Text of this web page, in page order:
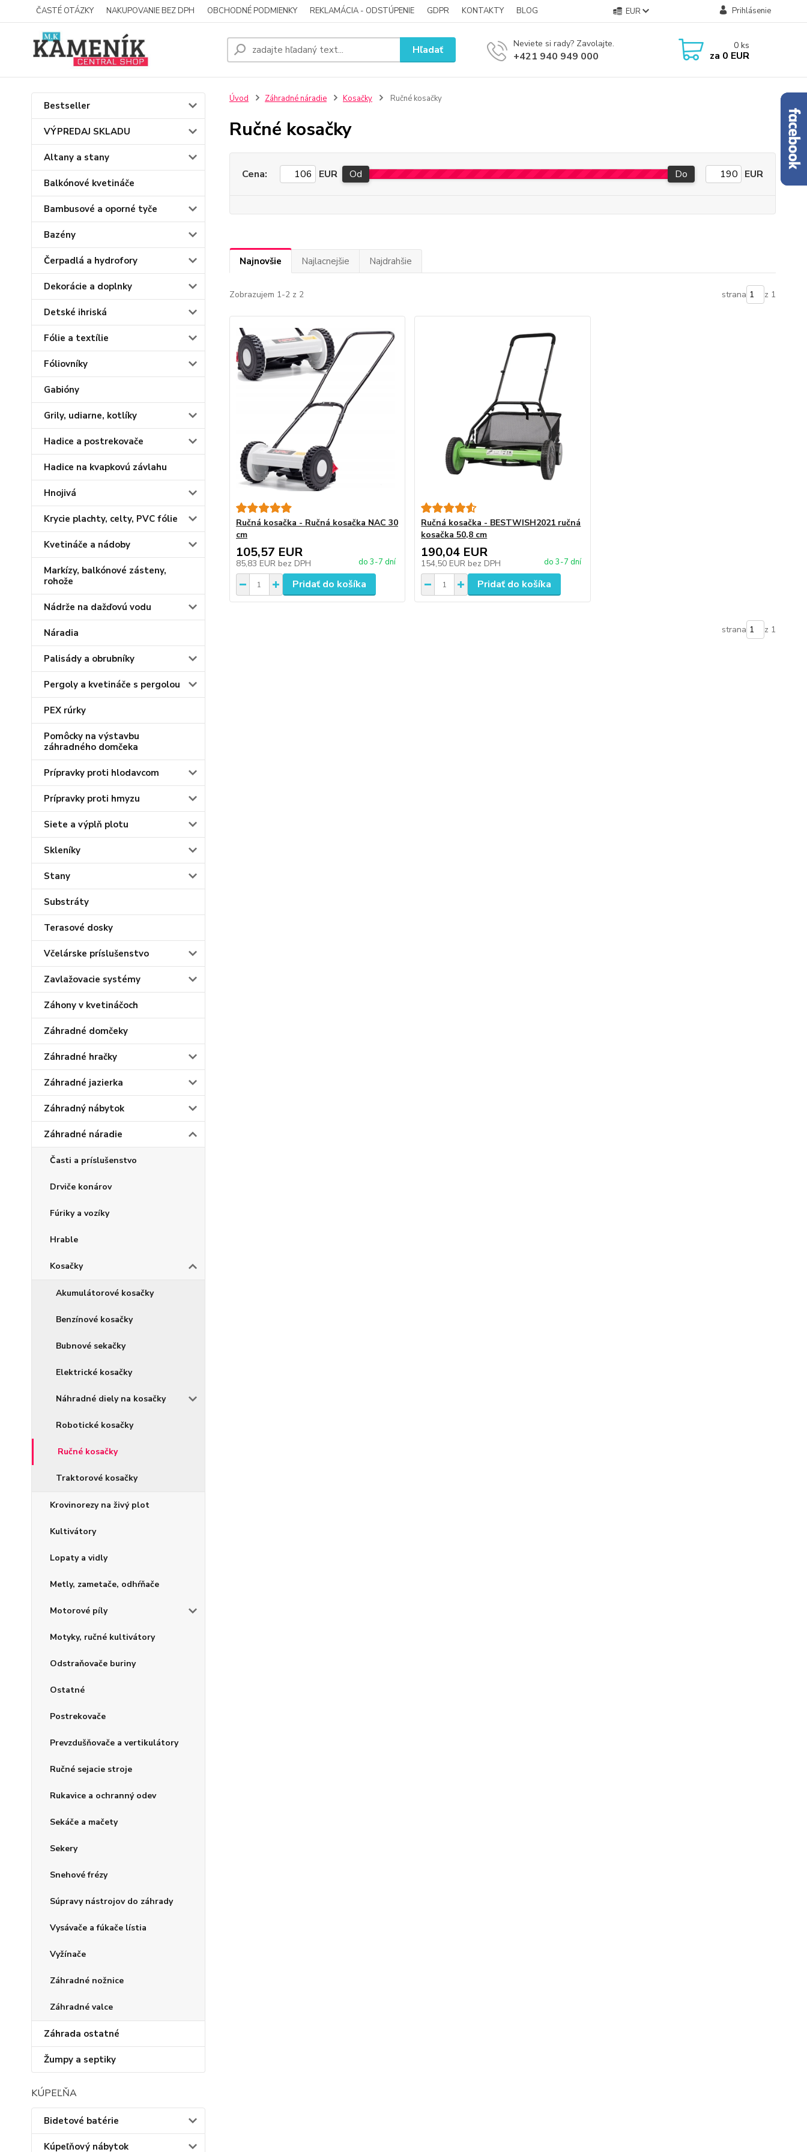
ČASTÉ OTÁZKY NAKUPOVANIE BEZ DPH OBCHODNÉ PODMIENKY REKLAMÁCIA - ODSTÚPENIE GDPR KONTAKTY BLOG EUR Prihlásenie
Hľadať Neviete si rady? Zavolajte.
+421 940 949 000
0 ks
za 0 EUR
Bestseller
VÝPREDAJ SKLADU
Altany a stany
Balkónové kvetináče
Bambusové a oporné tyče
Bazény
Čerpadlá a hydrofory
Dekorácie a doplnky
Detské ihriská
Fólie a textílie
Fóliovníky
Gabióny
Grily, udiarne, kotlíky
Hadice a postrekovače
Hadice na kvapkovú závlahu
Hnojivá
Krycie plachty, celty, PVC fólie
Kvetináče a nádoby
Markízy, balkónové zásteny,
rohože
Nádrže na dažďovú vodu
Náradia
Palisády a obrubníky
Pergoly a kvetináče s pergolou
PEX rúrky
Pomôcky na výstavbu
záhradného domčeka
Prípravky proti hlodavcom
Prípravky proti hmyzu
Siete a výplň plotu
Skleníky
Stany
Substráty
Terasové dosky
Včelárske príslušenstvo
Zavlažovacie systémy
Záhony v kvetináčoch
Záhradné domčeky
Záhradné hračky
Záhradné jazierka
Záhradný nábytok
Záhradné náradie
Časti a príslušenstvo
Drviče konárov
Fúriky a vozíky
Hrable
Kosačky
Akumulátorové kosačky
Benzínové kosačky
Bubnové sekačky
Elektrické kosačky
Náhradné diely na kosačky
Robotické kosačky
Ručné kosačky
Traktorové kosačky
Krovinorezy na živý plot
Kultivátory
Lopaty a vidly
Metly, zametače, odhŕňače
Motorové píly
Motyky, ručné kultivátory
Odstraňovače buriny
Ostatné
Postrekovače
Prevzdušňovače a vertikulátory
Ručné sejacie stroje
Rukavice a ochranný odev
Sekáče a mačety
Sekery
Snehové frézy
Súpravy nástrojov do záhrady
Vysávače a fúkače lístia
Vyžínače
Záhradné nožnice
Záhradné valce
Záhrada ostatné
Žumpy a septiky
KÚPEĽŇA
Bidetové batérie
Kúpeľňový nábytok
Úvod Záhradné náradie Kosačky Ručné kosačky
Ručné kosačky
Cena: EUR Od Do EUR
Najnovšie Najlacnejšie Najdrahšie
Zobrazujem 1-2 z 2 strana z 1
Ručná kosačka - Ručná kosačka NAC 30
cm
105,57 EUR
85,83 EUR bez DPH do 3-7 dní
Pridať do košíka
Ručná kosačka - BESTWISH2021 ručná
kosačka 50,8 cm
190,04 EUR
154,50 EUR bez DPH do 3-7 dní
Pridať do košíka
strana z 1